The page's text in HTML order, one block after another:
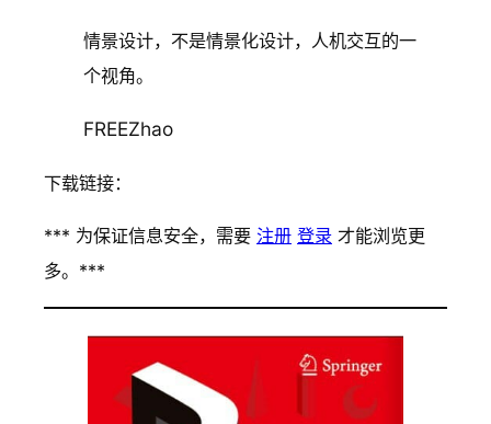
情景设计，不是情景化设计，人机交互的一
个视角。
FREEZhao
下载链接：
*** 为保证信息安全，需要 注册 登录 才能浏览更
多。***